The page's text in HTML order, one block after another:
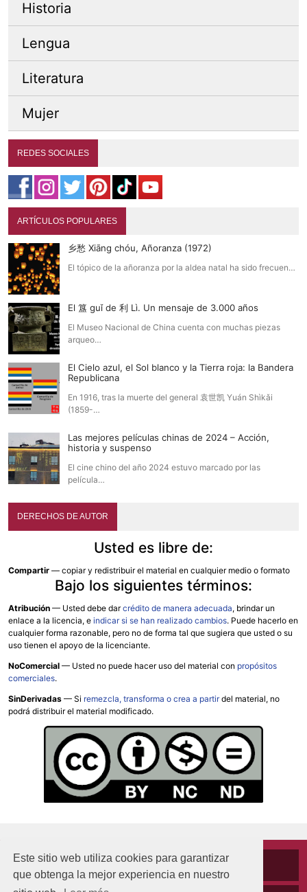
Este sitio web utiliza cookies para garantizar
que obtenga la mejor experiencia en nuestro
Historia
Lengua
Literatura
Mujer
REDES SOCIALES
ARTÍCULOS POPULARES
乡愁 Xiāng chóu, Añoranza (1972)
El tópico de la añoranza por la aldea natal ha sido frecuen…
El 簋 guǐ de 利 Lì. Un mensaje de 3.000 años
El Museo Nacional de China cuenta con muchas piezas
arqueo…
El Cielo azul, el Sol blanco y la Tierra roja: la Bandera
Republicana
En 1916, tras la muerte del general 袁世凯 Yuán Shìkǎi
(1859-…
Las mejores películas chinas de 2024 – Acción,
historia y suspenso
El cine chino del año 2024 estuvo marcado por las
película…
DERECHOS DE AUTOR
Usted es libre de:
Compartir — copiar y redistribuir el material en cualquier medio o formato
Bajo los siguientes términos:
Atribución — Usted debe darcrédito de manera adecuada, brindar un
enlace a la licencia, e indicar si se han realizado cambios. Puede hacerlo en
cualquier forma razonable, pero no de forma tal que sugiera que usted o su
uso tienen el apoyo de la licenciante.
NoComercial — Usted no puede hacer uso del material con propósitos
comerciales.
SinDerivadas — Si remezcla, transforma o crea a partirdel material, no
podrá distribuir el material modificado.
Cookies